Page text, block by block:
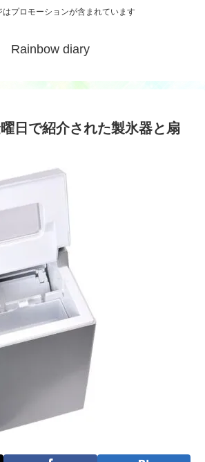
はプロモーションが含まれています
Rainbow diary
日で紹介された製氷器と扇